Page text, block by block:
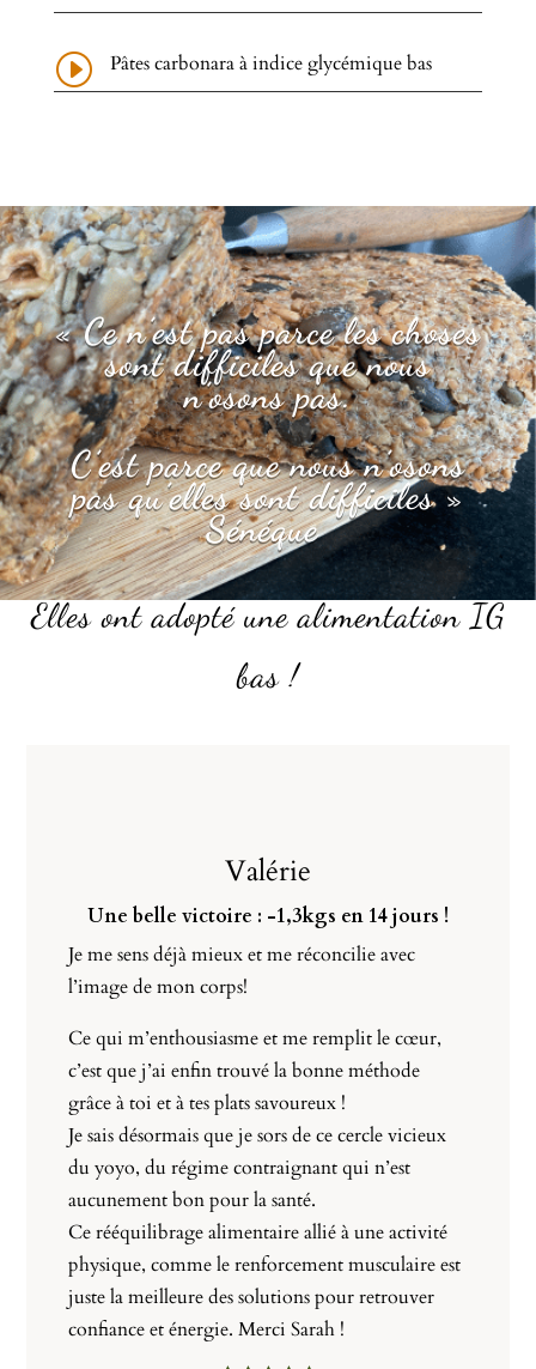
I Pâtes carbonara à indice glycémique bas
« Ce n’est pas parce les choses
sont difficiles que nous
n’osons pas.
C’est parce que nous n’osons
pas qu’elles sont difficiles »
Sénéque
Elles ont adopté une alimentation IG
bas !
Valérie
Une belle victoire : -1,3kgs en 14 jours !
Je me sens déjà mieux et me réconcilie avec
l’image de mon corps!
Ce qui m’enthousiasme et me remplit le cœur,
c’est que j’ai enfin trouvé la bonne méthode
grâce à toi et à tes plats savoureux !
Je sais désormais que je sors de ce cercle vicieux
du yoyo, du régime contraignant qui n’est
aucunement bon pour la santé.
Ce rééquilibrage alimentaire allié à une activité
physique, comme le renforcement musculaire est
juste la meilleure des solutions pour retrouver
confiance et énergie. Merci Sarah !